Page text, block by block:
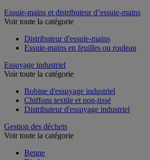
Essuie-mains et distributeur d’essuie-mains
Voir toute la catégorie
Distributeur d'essuie-mains
Essuie-mains en feuilles ou rouleau
Essuyage industriel
Voir toute la catégorie
Bobine d'essuyage industriel
Chiffons textile et non-tissé
Distributeur d'essuyage industriel
Gestion des déchets
Voir toute la catégorie
Benne